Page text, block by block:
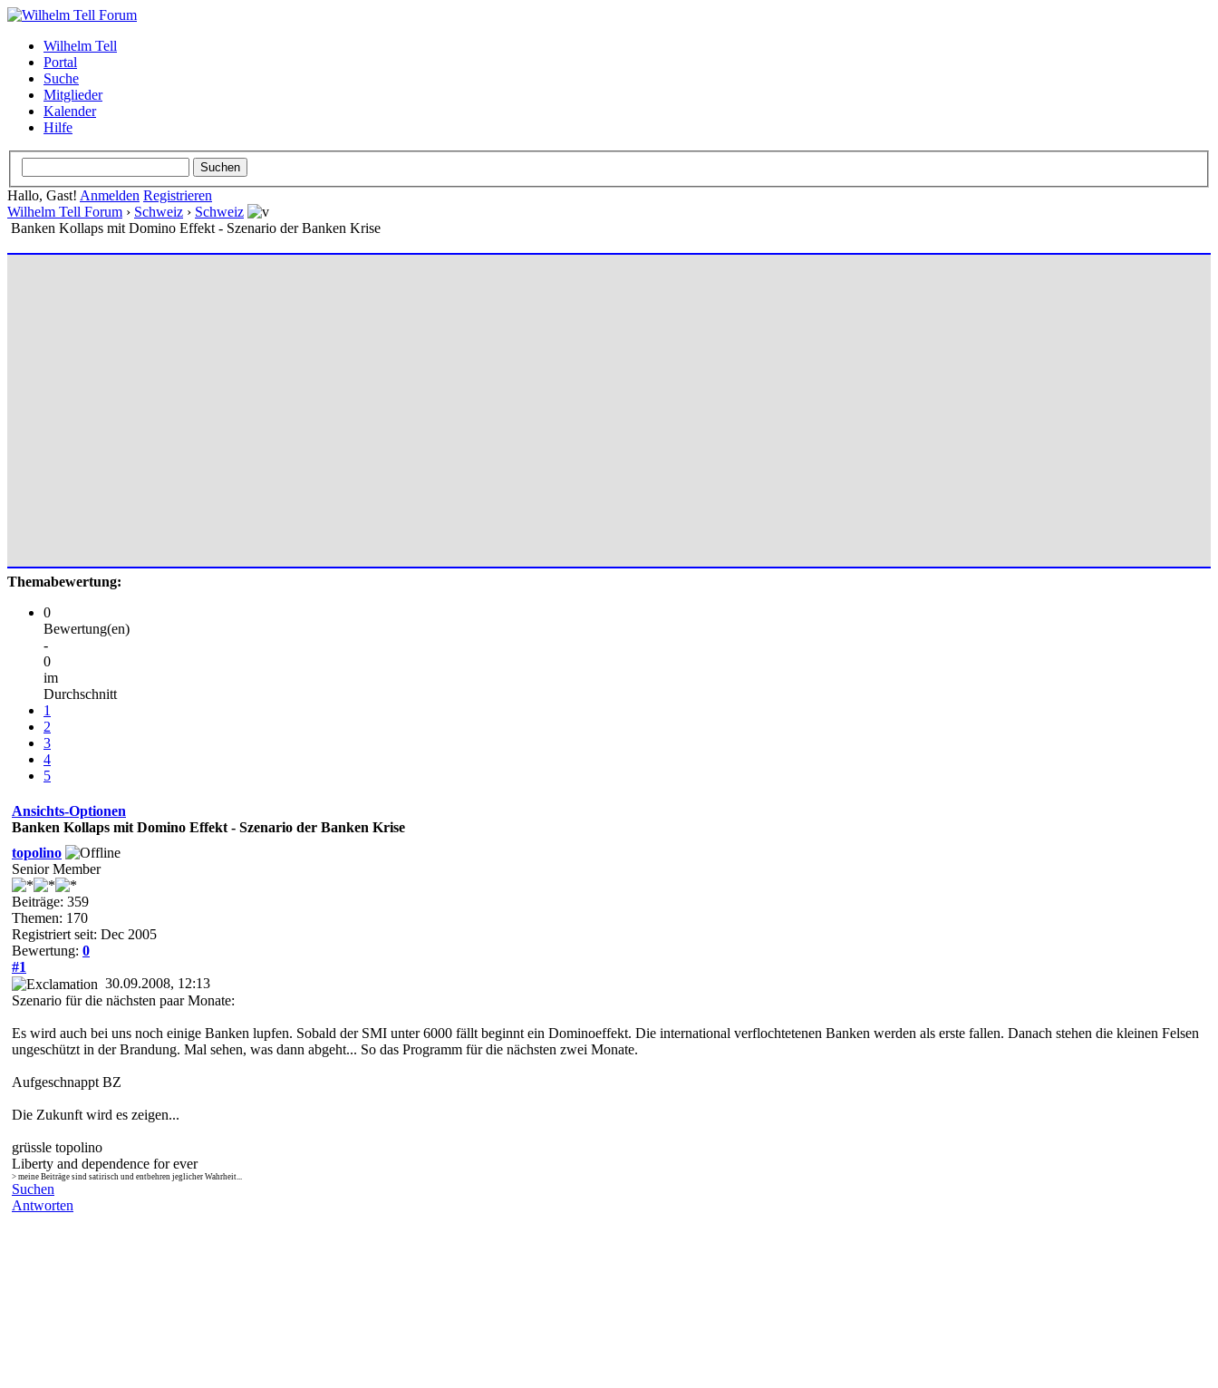
Wilhelm Tell
Portal
Suche
Mitglieder
Kalender
Hilfe
Hallo, Gast! Anmelden Registrieren
Wilhelm Tell Forum › Schweiz › Schweiz
Banken Kollaps mit Domino Effekt - Szenario der Banken Krise
Themabewertung:
0
Bewertung(en)
-
0
im
Durchschnitt
1
2
3
4
5
Ansichts-Optionen
Banken Kollaps mit Domino Effekt - Szenario der Banken Krise
topolino
Senior Member
Beiträge: 359
Themen: 170
Registriert seit: Dec 2005
Bewertung: 0
#1
30.09.2008, 12:13
Szenario für die nächsten paar Monate:
Es wird auch bei uns noch einige Banken lupfen. Sobald der SMI unter 6000 fällt beginnt ein Dominoeffekt. Die international verflochtetenen Banken werden als erste fallen. Danach stehen die kleinen Felsen
ungeschützt in der Brandung. Mal sehen, was dann abgeht... So das Programm für die nächsten zwei Monate.
Aufgeschnappt BZ
Die Zukunft wird es zeigen...
grüssle topolino
Liberty and dependence for ever
> meine Beiträge sind satirisch und entbehren jeglicher Wahrheit...
Suchen
Antworten